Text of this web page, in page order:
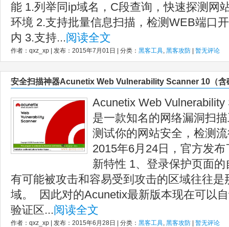
能 1.列举同ip域名，C段查询，快速探测网
环境 2.支持批量信息扫描，检测WEB端口
内 3.支持...阅读全文
作者：qxz_xp | 发布：2015年7月01日 | 分类： 黑客工具, 黑客攻防 暂无评论
安全扫描神器Acunetix Web Vulnerability Scanner 10（含
Acunetix Web
是一款知名的网络漏洞扫
测试你的网站安全，检测
2015年6月24日，官方发
新特性 1、登录保护页面
有可能被攻击和容易受到攻击的区域往往
域。 因此对的Acunetix最新版本现在可以
验证区...阅读全文
作者：qxz_xp | 发布：2015年6月28日 | 分类： 黑客工具, 黑客攻防 暂无评论